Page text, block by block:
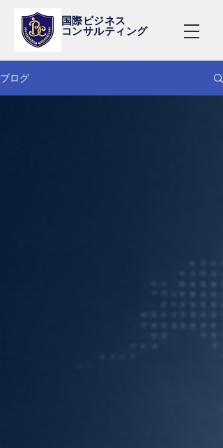
国際ビジネス
コンサルティング
ブログ